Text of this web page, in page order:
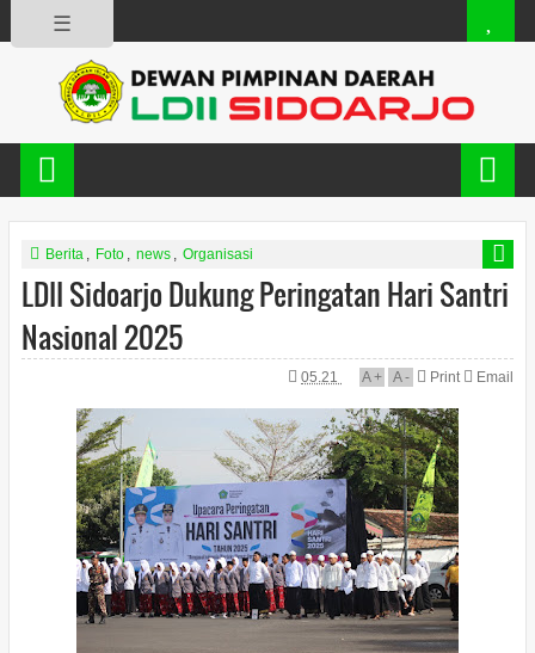
☰
Berita , Foto , news , Organisasi
LDII Sidoarjo Dukung Peringatan Hari Santri
Nasional 2025
05.21 A+ A- Print Email